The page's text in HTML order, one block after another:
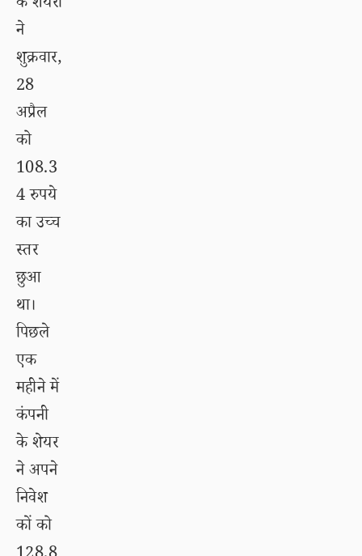
ने
शुक्रवार,
28
अप्रैल
को
108.3
4 रुपये
का उच्च
स्तर
छुआ
था।
पिछले
एक
महीने में
कंपनी
के शेयर
ने अपने
निवेश
कों को